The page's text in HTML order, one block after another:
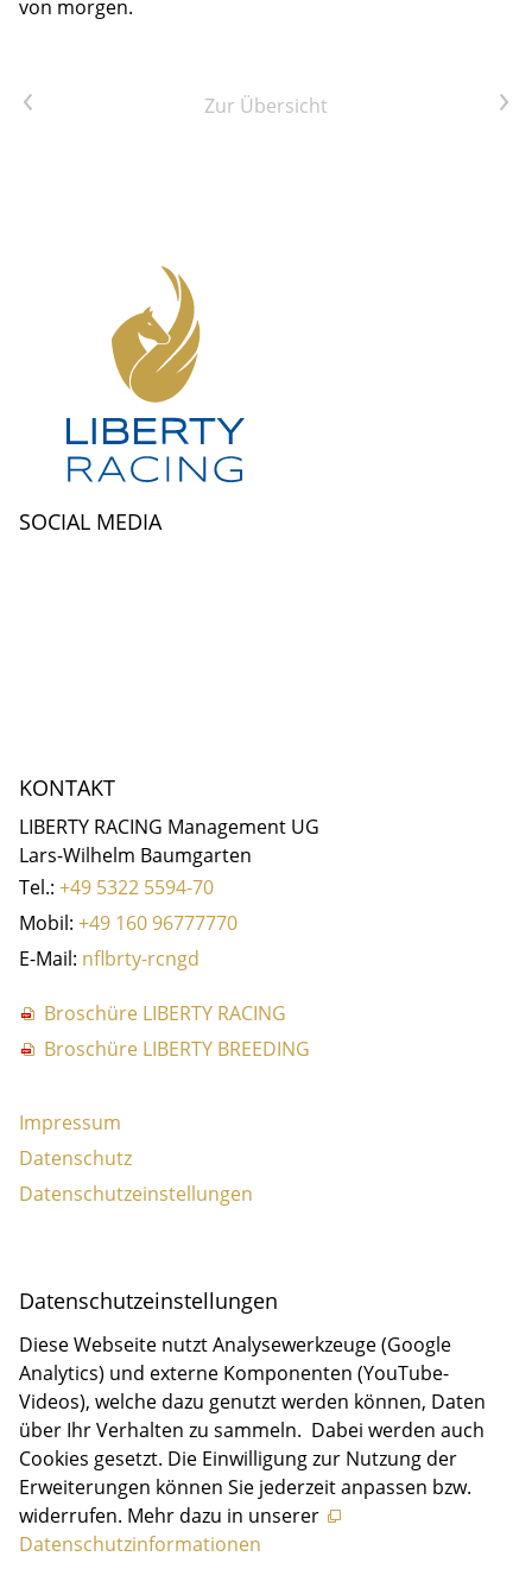
von morgen.
Vorheriger Artikel Zur Übersicht Nächster Artikel
SOCIAL MEDIA
KONTAKT
LIBERTY RACING Management UG
Lars-Wilhelm Baumgarten
Tel.: +49 5322 5594-70
Mobil: +49 160 96777770
E-Mail: nfbrty-rcngd
Broschüre LIBERTY RACING
Broschüre LIBERTY BREEDING
Impressum
Datenschutz
Datenschutzeinstellungen
Daten­schutz­ein­stellungen
Diese Webseite nutzt Analysewerkzeuge (Google
Analytics) und externe Komponenten (YouTube-
Videos), welche dazu genutzt werden können, Daten
über Ihr Verhalten zu sammeln. Dabei werden auch
Cookies gesetzt. Die Einwilligung zur Nutzung der
Erweiterungen können Sie jederzeit anpassen bzw.
widerrufen. Mehr dazu in unserer
Datenschutzinformationen